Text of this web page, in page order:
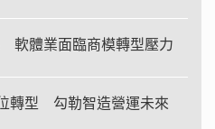
軟體業面臨商模轉型壓力
轉型 勾勒智造營運未來